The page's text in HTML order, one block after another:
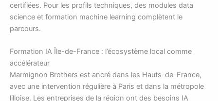
certifiées. Pour les profils techniques, des modules data
science et formation machine learning complètent le
parcours.
Formation IA Île-de-France : l’écosystème local comme
accélérateur
Marmignon Brothers est ancré dans les Hauts-de-France,
avec une intervention régulière à Paris et dans la métropole
lilloise. Les entreprises de la région ont des besoins IA